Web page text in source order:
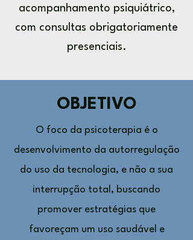
acompanhamento psiquiátrico,
com consultas obrigatoriamente
presenciais.
OBJETIVO
O foco da psicoterapia é o
desenvolvimento da autorregulação
do uso da tecnologia, e não a sua
interrupção total, buscando
promover estratégias que
favoreçam um uso saudável e